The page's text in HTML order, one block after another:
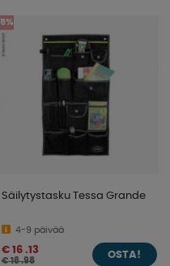
5%
Säilytystasku Tessa Grande
4-9 päivää
€ 16 .13
€ 16 .98
OSTA!